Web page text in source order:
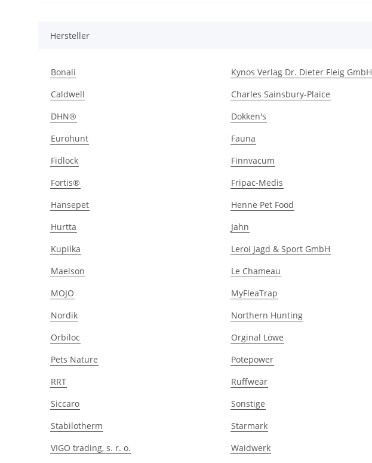
Hersteller
Bonali Kynos Verlag Dr. Dieter Fleig GmbH
Caldwell
Charles Sainsbury-Plaice
DHN®
Dokken's
Eurohunt
Fauna
Fidlock
Finnvacum
Fortis®
Fripac-Medis
Hansepet
Henne Pet Food
Hurtta
Jahn
Kupilka
Leroi Jagd & Sport GmbH
Maelson
Le Chameau
MOJO
MyFleaTrap
Nordik
Northern Hunting
Orbiloc
Orginal Löwe
Pets Nature
Potepower
RRT
Ruffwear
Siccaro
Sonstige
Stabilotherm
Starmark
VIGO trading, s. r. o.
Waidwerk